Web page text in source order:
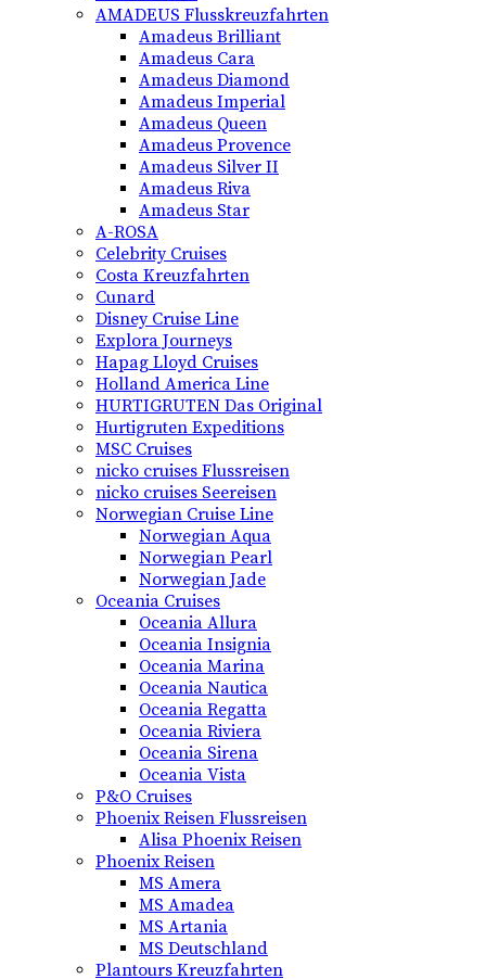
AMADEUS Flusskreuzfahrten
Amadeus Brilliant
Amadeus Cara
Amadeus Diamond
Amadeus Imperial
Amadeus Queen
Amadeus Provence
Amadeus Silver II
Amadeus Riva
Amadeus Star
A-ROSA
Celebrity Cruises
Costa Kreuzfahrten
Cunard
Disney Cruise Line
Explora Journeys
Hapag Lloyd Cruises
Holland America Line
HURTIGRUTEN Das Original
Hurtigruten Expeditions
MSC Cruises
nicko cruises Flussreisen
nicko cruises Seereisen
Norwegian Cruise Line
Norwegian Aqua
Norwegian Pearl
Norwegian Jade
Oceania Cruises
Oceania Allura
Oceania Insignia
Oceania Marina
Oceania Nautica
Oceania Regatta
Oceania Riviera
Oceania Sirena
Oceania Vista
P&O Cruises
Phoenix Reisen Flussreisen
Alisa Phoenix Reisen
Phoenix Reisen
MS Amera
MS Amadea
MS Artania
MS Deutschland
Plantours Kreuzfahrten